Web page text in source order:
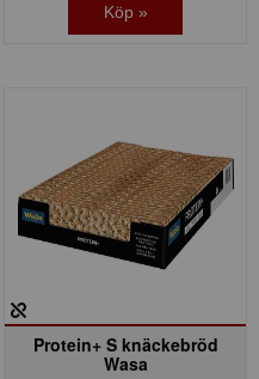
Köp »
Protein+ S knäckebröd
Wasa